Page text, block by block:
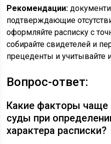
Рекомендации:
подтверждающие
оформляйте расписку с
собирайте свидетелей и
прецеденты и учитывайте
Вопрос-ответ:
Какие факторы чаще
суды при
характера расписки?